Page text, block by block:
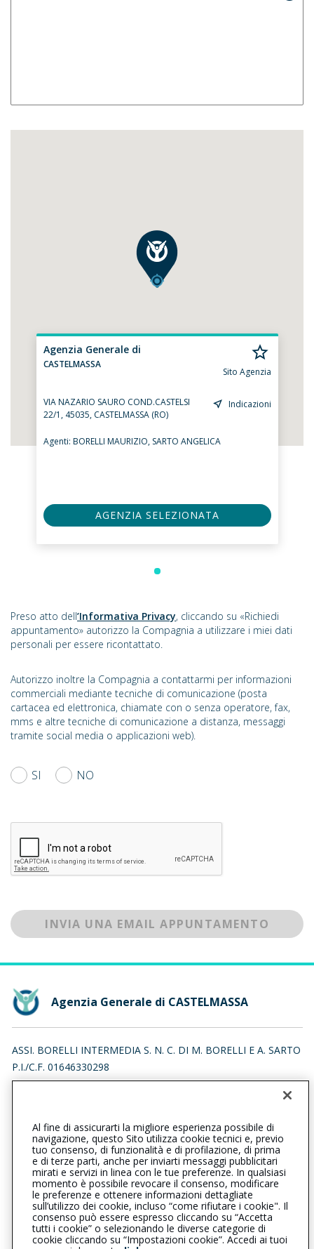
Agenzia Generale di
CASTELMASSA
Sito Agenzia
VIA NAZARIO SAURO COND.CASTELSI
22/1, 45035, CASTELMASSA (RO)
Indicazioni
Agenti: BORELLI MAURIZIO, SARTO ANGELICA
AGENZIA SELEZIONATA
Preso atto dell’Informativa Privacy, cliccando su «Richiedi
appuntamento» autorizzo la Compagnia a utilizzare i miei dati
personali per essere ricontattato.
Autorizzo inoltre la Compagnia a contattarmi per informazioni
commerciali mediante tecniche di comunicazione (posta
cartacea ed elettronica, chiamate con o senza operatore, fax,
mms e altre tecniche di comunicazione a distanza, messaggi
tramite social media o applicazioni web).
SI NO
INVIA UNA EMAIL APPUNTAMENTO
Agenzia Generale di CASTELMASSA
ASSI. BORELLI INTERMEDIA S. N. C. DI M. BORELLI E A. SARTO
P.I./C.F. 01646330298
VIA NAZARIO SAURO 22/1, 45035 CASTELMASSA (RO)
0425840177 0425847756
castelmassa@cattolica.it
assi.borelliintermediasnc@pec.it
L’intermediario è soggetto al controllo dell’IVASS. Consulta il
Registro RUI al seguentelink
Al fine di assicurarti la migliore esperienza possibile di
navigazione, questo Sito utilizza cookie tecnici e, previo
tuo consenso, di funzionalità e di profilazione, di prima
e di terze parti, anche per inviarti messaggi pubblicitari
mirati e servizi in linea con le tue preferenze. In qualsiasi
momento è possibile revocare il consenso, modificare
le preferenze e ottenere informazioni dettagliate
sull’utilizzo dei cookie, incluso “come rifiutare i cookie". Il
consenso può essere espresso cliccando su “Accetta
tutti i cookie” o selezionando le diverse categorie di
cookie cliccando su “Impostazioni cookie”. Accedi ai tuoi